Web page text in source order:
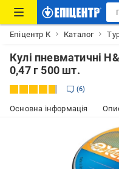
Епіцентр К Каталог
Кулі пневматичні
0,47 г 500 шт.
6
Основна інформація